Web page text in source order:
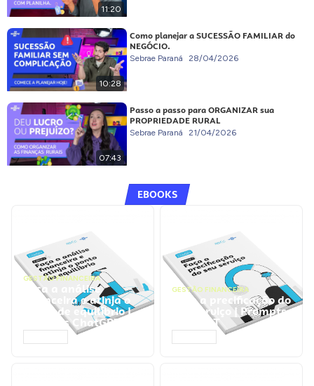
11:20
10:28
Como planejar a SUCESSÃO FAMILIAR do
NEGÓCIO.
Sebrae Paraná 28/04/2026
07:43
Passo a passo para ORGANIZAR sua
PROPRIEDADE RURAL
Sebrae Paraná 21/04/2026
EBOOKS
GESTÃO FINANCEIRA
Faça a análise
financeira e atinja o
ponto de equilíbrio |
Prompts ChatGPT
GESTÃO FINANCEIRA
Faça a precificação do
seu serviço | Prompts
ChatGPT